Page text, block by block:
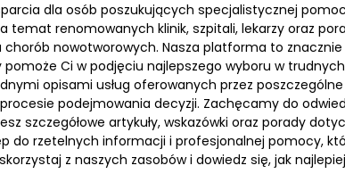
dla osób poszukujących specjalistycznej
renomowanych klinik, szpitali, lekarzy oraz
nowotworowych. Nasza platforma to znacznie
Ci w podjęciu najlepszego wyboru w
opisami usług oferowanych przez
podejmowania decyzji. Zachęcamy do
szczegółowe artykuły, wskazówki oraz porady
do rzetelnych informacji i profesjonalnej pomocy,
z naszych zasobów i dowiedz się, jak